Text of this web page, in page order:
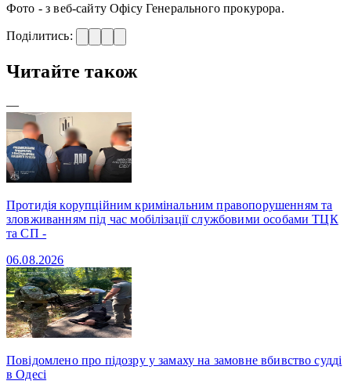
Фото - з веб-сайту Офісу Генерального прокурора.
Поділитись:
Читайте також
—
Протидія корупційним кримінальним правопорушенням та
зловживанням під час мобілізації службовими особами ТЦК
та СП -
06.08.2026
Повідомлено про підозру у замаху на замовне вбивство судді
в Одесі